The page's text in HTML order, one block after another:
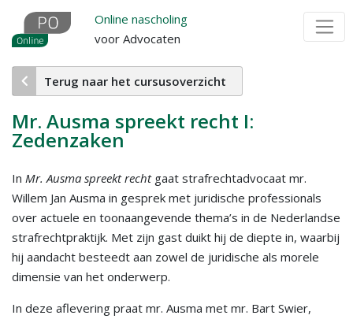
Overslaan
naar
de
inhoud
Online nascholing
voor Advocaten
Terug naar het cursusoverzicht
Mr. Ausma spreekt recht I:
Zedenzaken
In Mr. Ausma spreekt rechtgaat strafrechtadvocaat mr.
Willem Jan Ausma in gesprek met juridische professionals
over actuele en toonaangevende thema’s in de Nederlandse
strafrechtpraktijk. Met zijn gast duikt hij de diepte in, waarbij
hij aandacht besteedt aan zowel de juridische als morele
dimensie van het onderwerp.
In deze aflevering praat mr. Ausma met mr. Bart Swier,